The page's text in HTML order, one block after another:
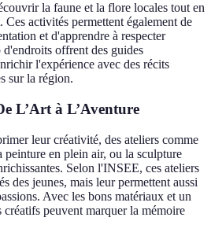
la faune et la flore locales tout en
Ces activités permettent également de
et d'apprendre à respecter
offrent des guides
l'expérience avec des récits
sur la région.
L’Art à L’Aventure
leur créativité, des ateliers comme
peinture en plein air, ou la sculpture
Selon l'INSEE, ces ateliers
des jeunes, mais leur permettent aussi
Avec les bons matériaux et un
peuvent marquer la mémoire